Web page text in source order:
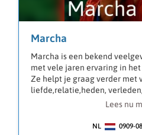
Ook geef ik energetische
eventuele blokkades weg te
moment gedeeltelijk.
worden, omdat u dan nog
Ik ben er voor jou❣️
Talen Nederlands - Engels
Marcha
Marcha is een bekend
met vele jaren ervaring in
Ze helpt je graag verder met
liefde,relatie,heden,
Lees nu
NL 0909-